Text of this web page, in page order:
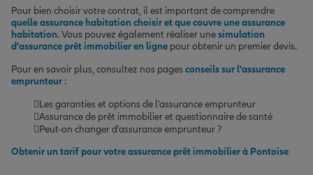
Pour bien choisir votre contrat, il est important de comprendre
quelle assurance habitation choisir et que couvre une assurance
habitation. Vous pouvez également réaliser unesimulation
d'assurance prêt immobilier en ligne pour obtenir un premier devis.
Pour en savoir plus, consultez nos pages conseils sur l'assurance
emprunteur :
Les garanties et options de l'assurance emprunteur
Assurance de prêt immobilier et questionnaire de santé
Peut-on changer d'assurance emprunteur ?
Obtenir un tarif pour votre assurance prêt immobilier à Pontoise